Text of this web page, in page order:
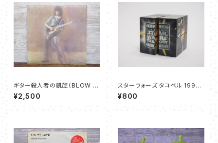
ギター殺人者の凱旋（BLOW B
Y BLOW） – ジェフ・ベック
¥2,500
スターウォーズ タコベル 1997
パズルキューブ
¥800